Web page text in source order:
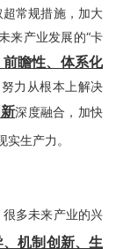
超常规措施，加大
来产业发展的“卡
瞻性、体系化
力从根本上解决
深度融合，加快
实生产力。
多未来产业的兴
机制创新、生